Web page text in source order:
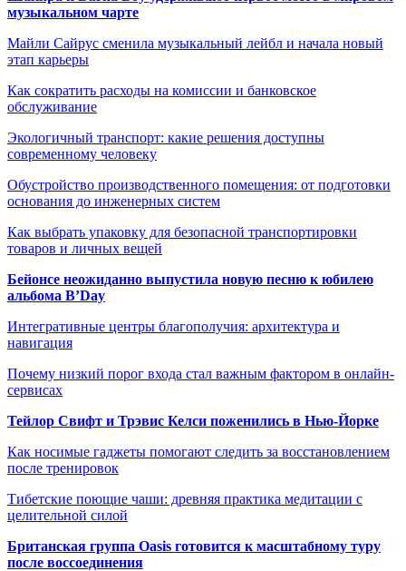
музыкальном чарте
Майли Сайрус сменила музыкальный лейбл и начала новый
этап карьеры
Как сократить расходы на комиссии и банковское
обслуживание
Экологичный транспорт: какие решения доступны
современному человеку
Обустройство производственного помещения: от подготовки
основания до инженерных систем
Как выбрать упаковку для безопасной транспортировки
товаров и личных вещей
Бейонсе неожиданно выпустила новую песню к юбилею
альбома B’Day
Интегративные центры благополучия: архитектура и
навигация
Почему низкий порог входа стал важным фактором в онлайн-
сервисах
Тейлор Свифт и Трэвис Келси поженились в Нью-Йорке
Как носимые гаджеты помогают следить за восстановлением
после тренировок
Тибетские поющие чаши: древняя практика медитации с
целительной силой
Британская группа Oasis готовится к масштабному туру
после воссоединения